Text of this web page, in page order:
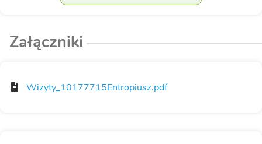
Załączniki
Wizyty_10177715Entropiusz.pdf